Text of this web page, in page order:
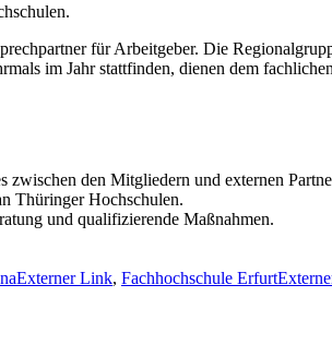
für Arbeitgeber. Die
im Jahr stattfinden, dienen dem
zwischen den Mitgliedern und externen
Thüringer Hochschulen.
und qualifizierende Maßnahmen.
Externer Link, Fachhochschule Erfurt